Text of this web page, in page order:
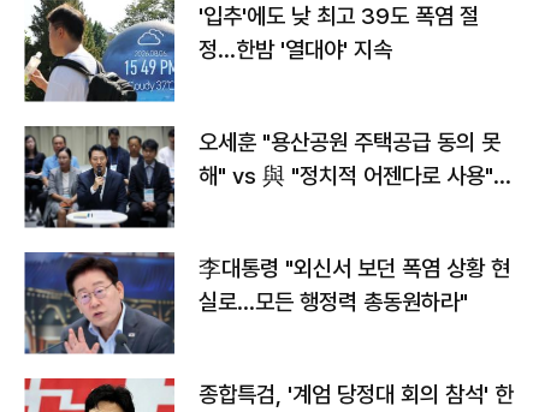
'입추'에도 낮 최고 39도 폭염 절
정…한밤 '열대야' 지속
오세훈 "용산공원 주택공급 동의 못
해" vs 與 "정치적 어젠다로 사용"
李대통령 "외신서 보던 폭염 상황 현
실로…모든 행정력 총동원하라"
종합특검, '계엄 당정대 회의 참석' 한